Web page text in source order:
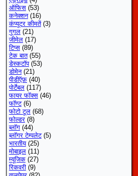
ऑफिस (53)
कनेक्शन (16)
कंप्यूटर कीमतें (3)
गूगल (21)
जीमेल (17)
टिप्स (89)
टेक बात (55)
डेस्कटॉप (53)
डोमेन (21)
पीडीऍफ़ (40)
पोर्टेबल (117)
फायर फॉक्स (46)
फॉण्ट (6)
फोटो टूल (68)
फोल्डर (8)
ब्लॉग (44)
ब्लॉगर टेम्पलेट (5)
भारतीय (25)
मोबाइल (11)
म्यूजिक (27)
रिकवरी (9)